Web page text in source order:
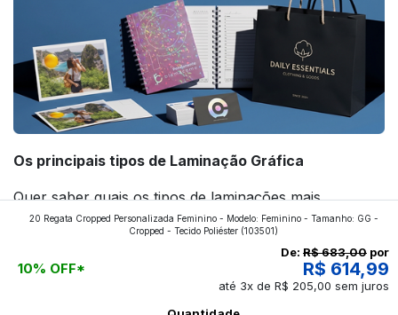
Os principais tipos de Laminação Gráfica
Quer saber quais os tipos de laminações mais
aplicados nos impressos da gráfica FuturaIM? Então,
continue a leitura que vamos revelar para você!
20 Regata Cropped Personalizada Feminino - Modelo: Feminino - Tamanho: GG -
Cropped - Tecido Poliéster (103501)
10% OFF*
De: R$ 683,00 por
R$ 614,99
até 3x de R$ 205,00 sem juros